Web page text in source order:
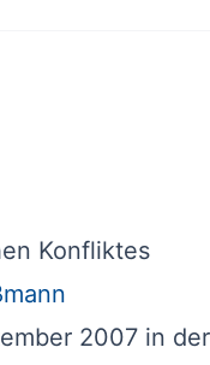
Konfliktes
2007 in der